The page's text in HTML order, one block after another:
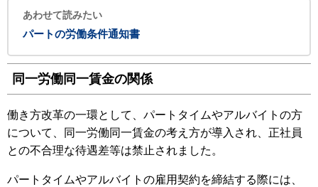
あわせて読みたい
パートの労働条件通知書
同一労働同一賃金の関係
働き方改革の一環として、パートタイムやアルバイトの方
について、同一労働同一賃金の考え方が導入され、正社員
との不合理な待遇差等は禁止されました。
パートタイムやアルバイトの雇用契約を締結する際には、